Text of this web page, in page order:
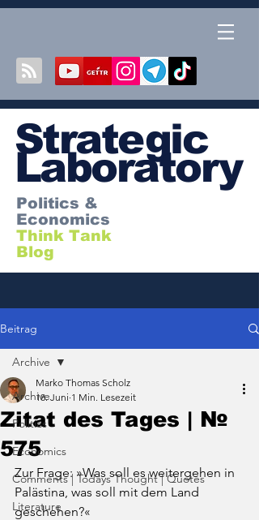
Strategic
Laboratory
Politics &
Economics
Think Tank
Blog
Beitrag
Archive
Politics
Economics
Comments | Todays Thought | Quotes
Literature
Archive
Zitat des Tages | №
575
Marko Thomas Scholz
18. Juni 1 Min. Lesezeit
Zur Frage: »Was soll es weitergehen in
Palästina, was soll mit dem Land
geschehen?«